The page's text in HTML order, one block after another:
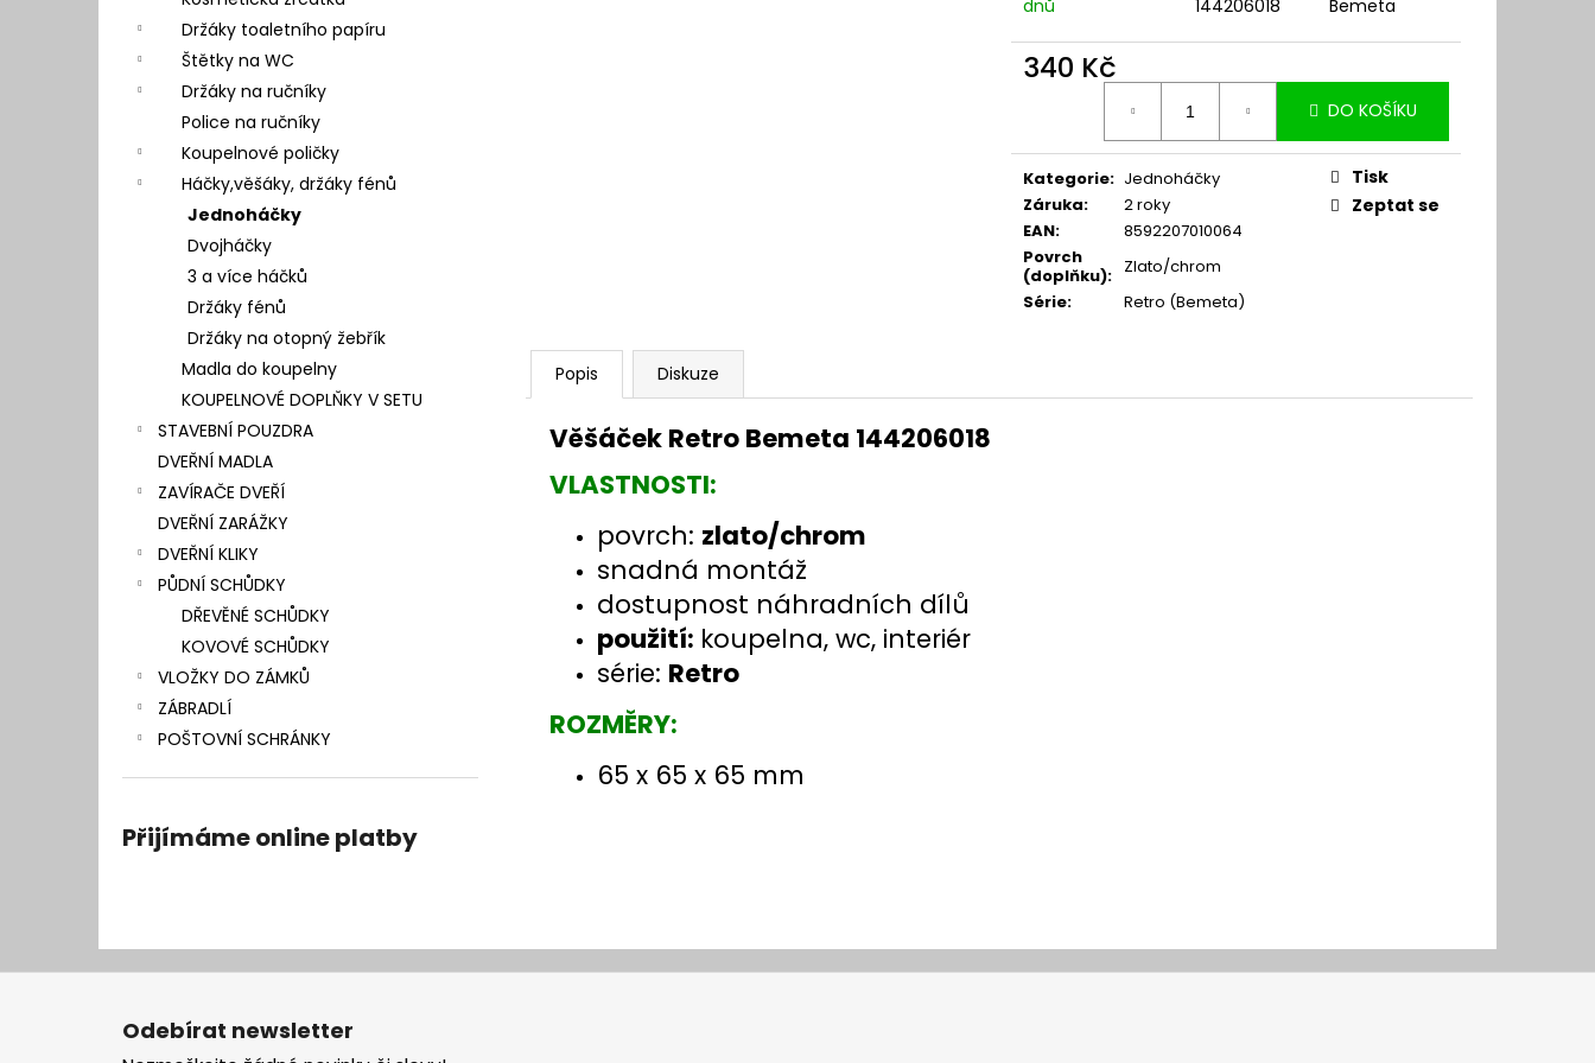
Držáky toaletního papíru
Štětky na WC
Držáky na ručníky
Police na ručníky
Koupelnové poličky
Háčky,věšáky, držáky fénů
Jednoháčky
Dvojháčky
3 a více háčků
Držáky fénů
Držáky na otopný žebřík
Madla do koupelny
KOUPELNOVÉ DOPLŇKY V SETU
STAVEBNÍ POUZDRA
DVEŘNÍ MADLA
ZAVÍRAČE DVEŘÍ
DVEŘNÍ ZARÁŽKY
DVEŘNÍ KLIKY
PŮDNÍ SCHŮDKY
DŘEVĚNÉ SCHŮDKY
KOVOVÉ SCHŮDKY
VLOŽKY DO ZÁMKŮ
ZÁBRADLÍ
POŠTOVNÍ SCHRÁNKY
Přijímáme online platby
dnů
144206018
Bemeta
340 Kč
DO KOŠÍKU
Kategorie: Jednoháčky
Záruka:
2 roky
EAN:
8592207010064
Povrch
(doplňku): Zlato/chrom
Série: Retro (Bemeta)
Tisk
Zeptat se
Popis Diskuze
Věšáček Retro Bemeta 144206018
VLASTNOSTI:
povrch: zlato/chrom
snadná montáž
dostupnost náhradních dílů
použití: koupelna, wc, interiér
série: Retro
ROZMĚRY:
65 x 65 x 65 mm
Z
Odebírat newsletter